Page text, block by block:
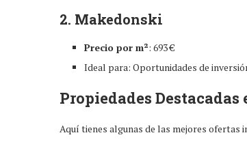
2. Makedonski
Precio por m²: 693 €
Ideal para: Oportunidades de
Propiedades Destacadas
Aquí tienes algunas de las mejores